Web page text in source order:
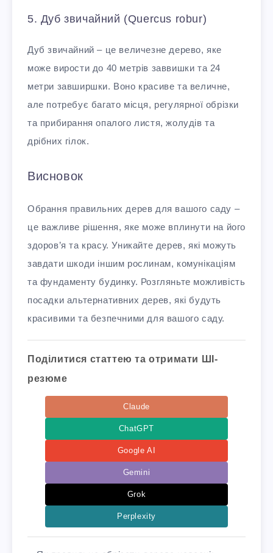
5. Дуб звичайний (Quercus robur)
Дуб звичайний – це величезне дерево, яке
може вирости до 40 метрів заввишки та 24
метри завширшки. Воно красиве та величне,
але потребує багато місця, регулярної обрізки
та прибирання опалого листя, жолудів та
дрібних гілок.
Висновок
Обрання правильних дерев для вашого саду –
це важливе рішення, яке може вплинути на його
здоров’я та красу. Уникайте дерев, які можуть
завдати шкоди іншим рослинам, комунікаціям
та фундаменту будинку. Розгляньте можливість
посадки альтернативних дерев, які будуть
красивими та безпечними для вашого саду.
Поділитися статтею та отримати ШІ-
резюме
Claude
ChatGPT
Google AI
Gemini
Grok
Perplexity